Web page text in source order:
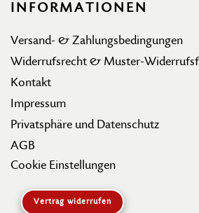
INFORMATIONEN
Versand- & Zahlungsbedingungen
Widerrufsrecht & Muster-
Kontakt
Impressum
Privatsphäre und Datenschutz
AGB
Cookie Einstellungen
Vertrag widerrufen